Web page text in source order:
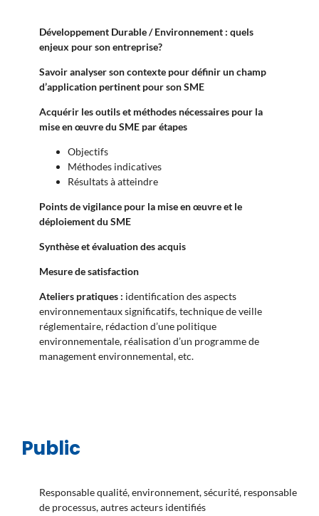
Développement Durable / Environnement : quels
enjeux pour son entreprise?
Savoir analyser son contexte pour définir un champ
d’application pertinent pour son SME
Acquérir les outils et méthodes nécessaires pour la
mise en œuvre du SME par étapes
Objectifs
Méthodes indicatives
Résultats à atteindre
Points de vigilance pour la mise en œuvre et le
déploiement du SME
Synthèse et évaluation des acquis
Mesure de satisfaction
Ateliers pratiques : identification des aspects
environnementaux significatifs, technique de veille
réglementaire, rédaction d’une politique
environnementale, réalisation d’un programme de
management environnemental, etc.
Public
Responsable qualité, environnement, sécurité, responsable
de processus, autres acteurs identifiés